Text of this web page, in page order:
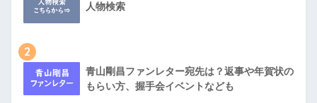
人物検索
2
青山剛昌ファンレター宛先は？返事や年賀状の
もらい方、握手会イベントなども